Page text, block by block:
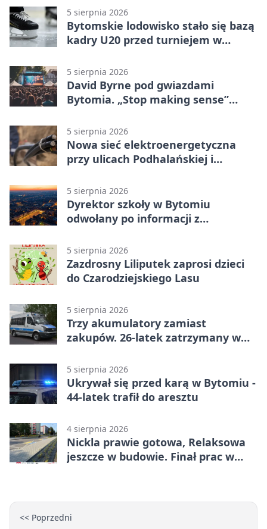
5 sierpnia 2026
Bytomskie lodowisko stało się bazą
kadry U20 przed turniejem w
5 sierpnia 2026
David Byrne pod gwiazdami
Bytomia. „Stop making sense”
5 sierpnia 2026
Nowa sieć elektroenergetyczna
przy ulicach Podhalańskiej i
5 sierpnia 2026
Dyrektor szkoły w Bytomiu
odwołany po informacji z
5 sierpnia 2026
Zazdrosny Liliputek zaprosi dzieci
do Czarodziejskiego Lasu
5 sierpnia 2026
Trzy akumulatory zamiast
zakupów. 26-latek zatrzymany w
5 sierpnia 2026
Ukrywał się przed karą w Bytomiu -
44-latek trafił do aresztu
4 sierpnia 2026
Nickla prawie gotowa, Relaksowa
jeszcze w budowie. Finał prac w
<< Poprzedni